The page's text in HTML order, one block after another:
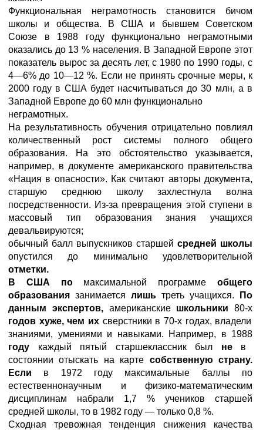
Функциональная неграмотность становится бичом
школы и общества. В США и бывшем Советском
Союзе в 1988 году функционально неграмотными
оказались до 13 % населения. В Западной Европе этот
показатель вырос за десять лет, с 1980 по 1990 годы, с
4—6% до 10—12 %. Если не принять срочные меры, к
2000 году в США будет насчитываться до 30 млн, а в
Западной Европе до 60 млн функционально
неграмотных.
На результативность обучения отрицательно повлиял
количественный рост системы полного общего
образования. На это обстоятельство указывается,
например, в документе американского правительства
«Нация в опасности». Как считают авторы документа,
старшую среднюю школу захлестнула волна
посредственности. Из-за превращения этой ступени в
массовый тип образования знания учащихся
девальвируются;
обычный балл выпускников старшей средней школы
опустился до минимально удовлетворительной
отметки.
В США помаксимальной программе общего
образования занимается лишь треть учащихся.
По
данным экспертов,американскиешкольники 80-х
годов хуже, чем их сверстники в 70-х годах, владели
знаниями, умениями и навыками. Например, в 1988
году каждый пятый старшеклассник был не в
состоянии отыскать на карте собственную страну.
Если в 1972 году максимальные баллы по
естественнонаучным и физико-математическим
дисциплинам набрали 1,7 % учеников старшей
средней школы, то в 1982 году — только 0,8 %.
Сходная тревожная тенденция снижения качества